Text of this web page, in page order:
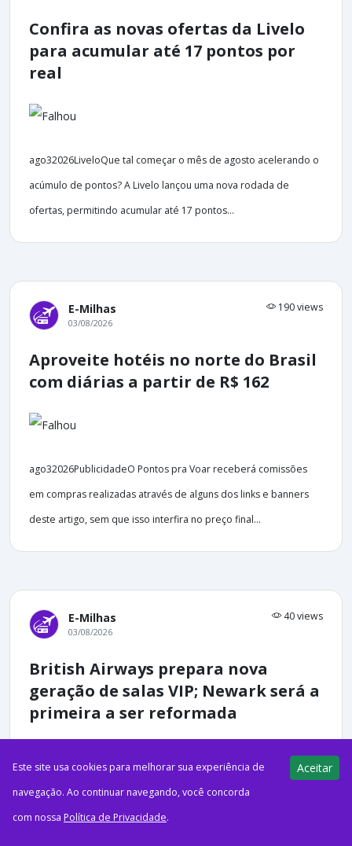
Confira as novas ofertas da Livelo
para acumular até 17 pontos por
real
ago32026LiveloQue tal começar o mês de agosto acelerando o
acúmulo de pontos? A Livelo lançou uma nova rodada de
ofertas, permitindo acumular até 17 pontos...
E-Milhas 190 views
03/08/2026
Aproveite hotéis no norte do Brasil
com diárias a partir de R$ 162
ago32026PublicidadeO Pontos pra Voar receberá comissões
em compras realizadas através de alguns dos links e banners
deste artigo, sem que isso interfira no preço final...
E-Milhas 40 views
03/08/2026
British Airways prepara nova
geração de salas VIP; Newark será a
primeira a ser reformada
ago32026Salas VIPA British Airways iniciará a modernização de
sua rede de salas VIP nos Estados Unidos com uma reforma
Este site usa cookies para melhorar sua experiência de
navegação. Ao continuar navegando, você concorda
com nossa Política de Privacidade.
Aceitar